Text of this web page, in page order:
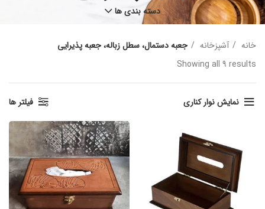
دسته بندی ها
خانه آشپزخانه
جعبه دستمال، سطل زباله، جعبه پذیرایی
Showing all 9 results
نمایش نوار کناری فیلتر ها